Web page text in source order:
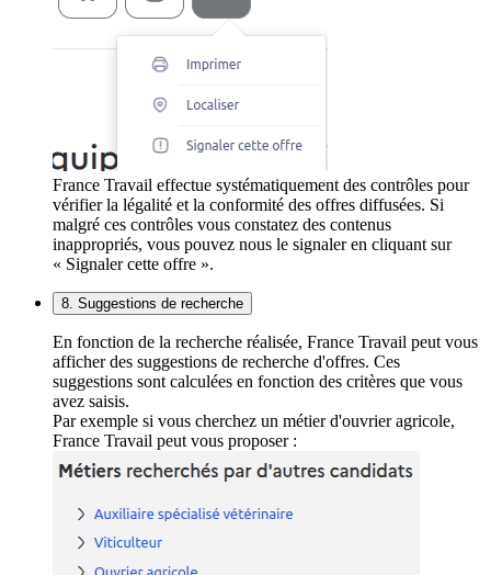
France Travail effectue systématiquement des contrôles pour
vérifier la légalité et la conformité des offres diffusées. Si
malgré ces contrôles vous constatez des contenus
inappropriés, vous pouvez nous le signaler en cliquant sur
« Signaler cette offre ».
8. Suggestions de recherche
En fonction de la recherche réalisée, France Travail peut vous
afficher des suggestions de recherche d'offres. Ces
suggestions sont calculées en fonction des critères que vous
avez saisis.
Par exemple si vous cherchez un métier d'ouvrier agricole,
France Travail peut vous proposer :